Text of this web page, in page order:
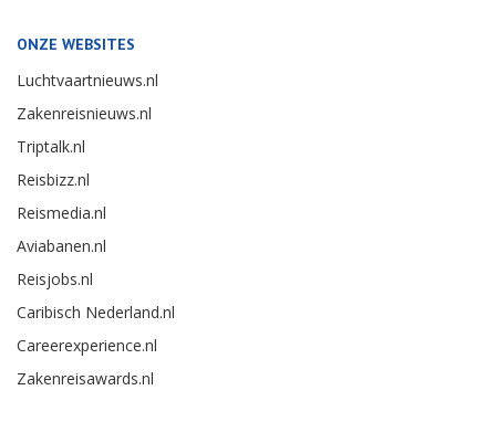
ONZE WEBSITES
Luchtvaartnieuws.nl
Zakenreisnieuws.nl
Triptalk.nl
Reisbizz.nl
Reismedia.nl
Aviabanen.nl
Reisjobs.nl
Caribisch Nederland.nl
Careerexperience.nl
Zakenreisawards.nl